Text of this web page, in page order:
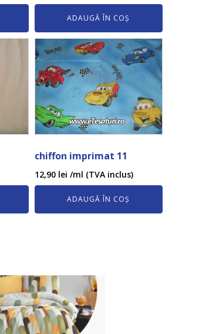
ADAUGĂ ÎN COȘ
chiffon imprimat 11
12,90 lei /ml (TVA inclus)
ADAUGĂ ÎN COȘ